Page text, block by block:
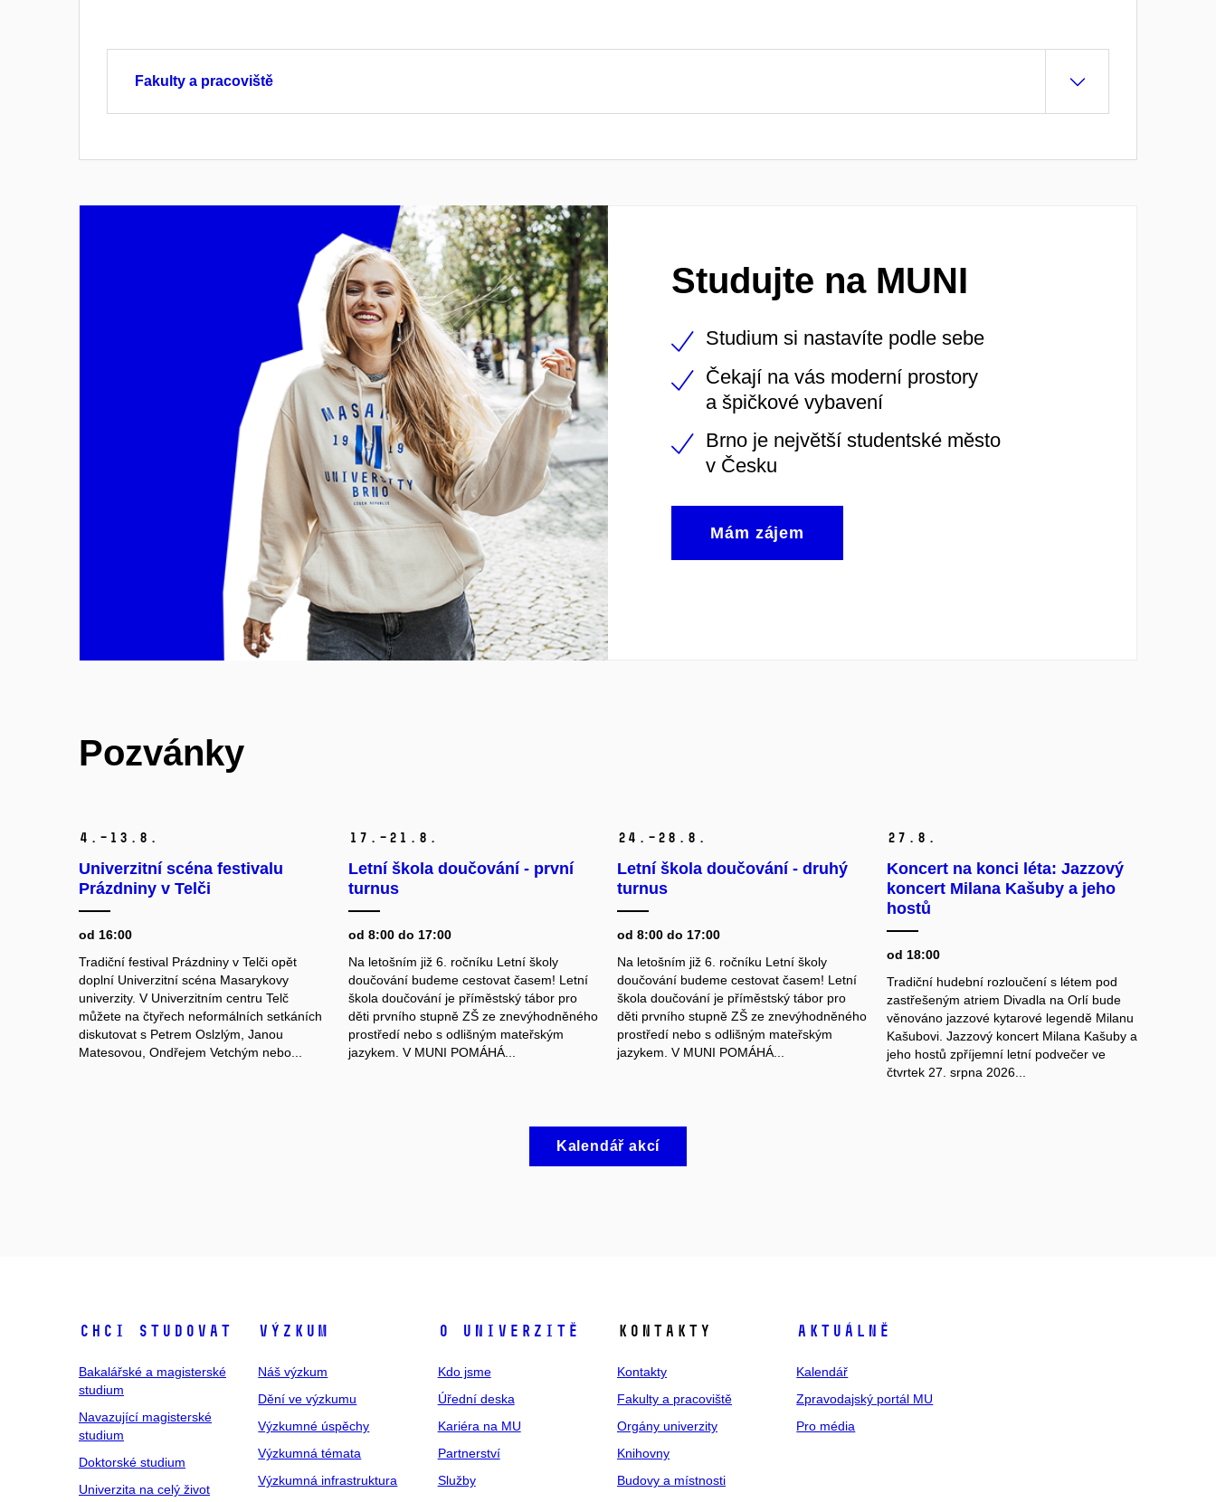
Fakulty a pracoviště
Studujte na MUNI
Studium si nastavíte podle sebe
Čekají na vás moderní prostory
a špičkové vybavení
Brno je největší studentské město
v Česku
Mám zájem
Pozvánky
4.–13. 8.
Univerzitní scéna festivalu
Prázdniny v Telči
od 16:00
Tradiční festival Prázdniny v Telči opět
doplní Univerzitní scéna Masarykovy
univerzity. V Univerzitním centru Telč
můžete na čtyřech neformálních setkáních
diskutovat s Petrem Oslzlým, Janou
Matesovou, Ondřejem Vetchým nebo...
17.–21. 8.
Letní škola doučování - první
turnus
od 8:00 do 17:00
Na letošním již 6. ročníku Letní školy
doučování budeme cestovat časem! Letní
škola doučování je příměstský tábor pro
děti prvního stupně ZŠ ze znevýhodněného
prostředí nebo s odlišným mateřským
jazykem. V MUNI POMÁHÁ...
24.–28. 8.
Letní škola doučování - druhý
turnus
od 8:00 do 17:00
Na letošním již 6. ročníku Letní školy
doučování budeme cestovat časem! Letní
škola doučování je příměstský tábor pro
děti prvního stupně ZŠ ze znevýhodněného
prostředí nebo s odlišným mateřským
jazykem. V MUNI POMÁHÁ...
27. 8.
Koncert na konci léta: Jazzový
koncert Milana Kašuby a jeho
hostů
od 18:00
Tradiční hudební rozloučení s létem pod
zastřešeným atriem Divadla na Orlí bude
věnováno jazzové kytarové legendě Milanu
Kašubovi. Jazzový koncert Milana Kašuby a
jeho hostů zpříjemní letní podvečer ve
čtvrtek 27. srpna 2026...
Kalendář akcí
Chci studovat
Bakalářské a magisterské
studium
Navazující magisterské
studium
Doktorské studium
Univerzita na celý život
Výzkum
Náš výzkum
Dění ve výzkumu
Výzkumné úspěchy
Výzkumná témata
Výzkumná infrastruktura
O univerzitě
Kdo jsme
Úřední deska
Kariéra na MU
Partnerství
Služby
Kontakty
Kontakty
Fakulty a pracoviště
Orgány univerzity
Knihovny
Budovy a místnosti
Aktuálně
Kalendář
Zpravodajský portál MU
Pro média